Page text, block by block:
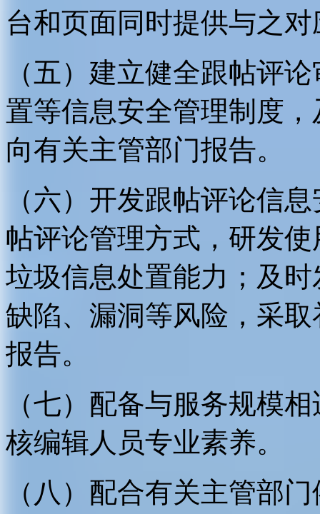
台和页面同时提供与之
（五）建立健全跟帖评
置等信息安全管理制度
向有关主管部门报告。
（六）开发跟帖评论信
帖评论管理方式，研发
垃圾信息处置能力；及
缺陷、漏洞等风险，采
报告。
（七）配备与服务规模
核编辑人员专业素养。
（八）配合有关主管部